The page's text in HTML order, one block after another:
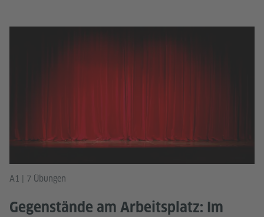
A1 | 7 Übungen
Gegenstände am Arbeitsplatz: Im